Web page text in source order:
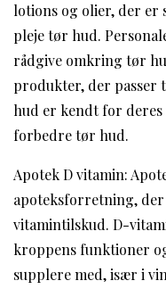
lotions og olier, der er
pleje tør hud.
rådgive omkring tør
produkter, der passer
hud er kendt for
forbedre tør hud.
Apotek D vitamin:
apoteksforretning,
vitamintilskud. D-
kroppens funktioner
supplere med, især i